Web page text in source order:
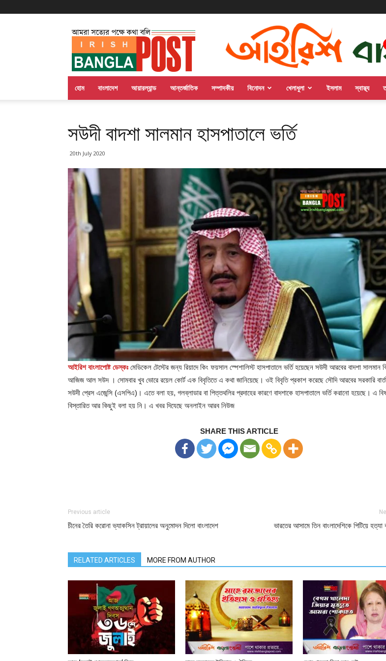
Irish
Bangla
Post
হোম বাংলাদেশ আয়ারল্যান্ড আন্তর্জাতিক সম্পাদকীয় বিনোদন খেলাধুলা ইসলাম স্বাস্থ্য
সউদী বাদশা সালমান হাসপাতালে ভর্তি
20th July 2020
আইরিশ বাংলাপোষ্ট ডেস্কঃ মেডিকেল টেস্টের জন্য রিয়াদে কিং ফয়সাল স্পেশালিস্ট হাসপাতালে ভর্তি হয়েছেন সউদী আরবের বাদশা
আজিজ আল সউদ । সোমবার খুব ভোরে রয়েল কোর্ট এক বিবৃতিতে এ কথা জানিয়েছে। ওই বিবৃতি প্রকাশ করেছে সৌদি আরবের সরকারি
সউদী প্রেস এজেন্সি (এসপিএ)। এতে বলা হয়, গলব্লাডার বা পিত্তথলির প্রদাহের কারণে বাদশাকে হাসপাতালে ভর্তি করানো হয়েছে। এ
বিস্তারিত আর কিছুই বলা হয় নি। এ খবর দিযেছে অনলাইন আরব নিউজ
SHARE THIS ARTICLE
Previous article
চীনের তৈরি করোনা ভ্যাকসিন ট্রায়ালের অনুমোদন দিলো বাংলাদেশ ভারতের আসামে তিন বাংলাদেশিকে পিটিয়ে হত্যা
RELATED ARTICLES MORE FROM AUTHOR